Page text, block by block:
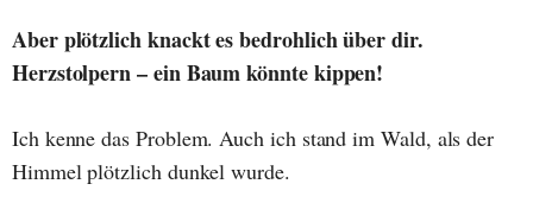
Aber plötzlich knackt es bedrohlich über dir.
Herzstolpern – ein Baum könnte kippen!
Ich kenne das Problem. Auch ich stand im Wald, als der
Himmel plötzlich dunkel wurde.